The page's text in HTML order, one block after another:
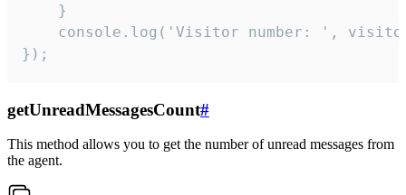
    }
console.log('Visitor number: ',
});
getUnreadMessagesCount#
This method allows you to get the number of unread messages from
the agent.